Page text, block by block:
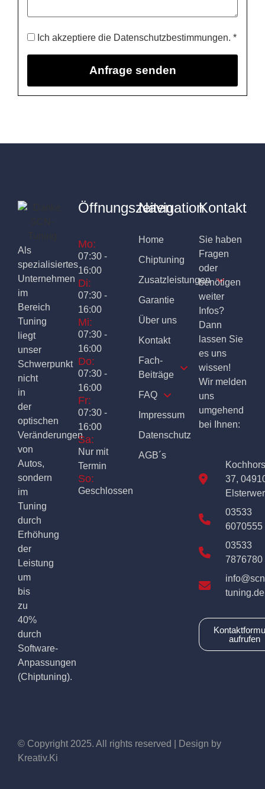
Ich akzeptiere die Datenschutzbestimmungen. *
Als
spezialisiertes
Unternehmen
im
Bereich
Tuning
liegt
unser
Schwerpunkt
nicht
in
der
optischen
Veränderungen
von
Autos,
sondern
im
Tuning
durch
Erhöhung
der
Leistung
um
bis
zu
40%
durch
Software-
Anpassungen
(Chiptuning).
Öffnungszeiten
Mo:
07:30 -
16:00
Di:
07:30 -
16:00
Mi:
07:30 -
16:00
Do:
07:30 -
16:00
Fr:
07:30 -
16:00
Sa:
Nur mit
Termin
So:
Geschlossen
Navigation
Home
Chiptuning
Zusatzleistungen
Garantie
Über uns
Kontakt
Fach-
Beiträge
FAQ
Impressum
Datenschutz
AGB´s
Kontakt
Sie haben
Fragen
oder
benötigen
weiter
Infos?
Dann
lassen Sie
es uns
wissen!
Wir melden
uns
umgehend
bei Ihnen:
37,
03533
6070555
03533
7876780
tuning.de
aufrufen
© Copyright 2025. All rights reserved | Design by
Kreativ.Ki